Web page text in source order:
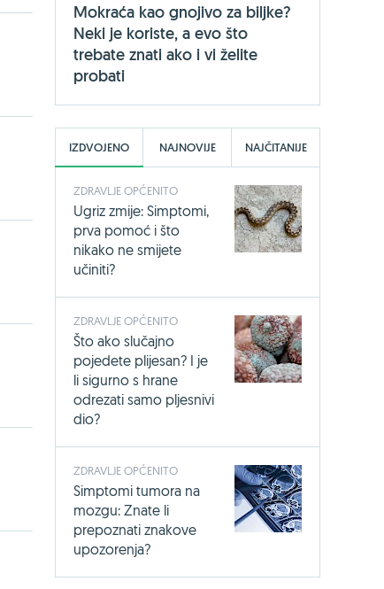
Mokraća kao gnojivo za biljke?
Neki je koriste, a evo što
trebate znati ako i vi želite
probati
IZDVOJENO NAJNOVIJE NAJČITANIJE
ZDRAVLJE OPĆENITO
Ugriz zmije: Simptomi,
prva pomoć i što
nikako ne smijete
učiniti?
ZDRAVLJE OPĆENITO
Što ako slučajno
pojedete plijesan? I je
li sigurno s hrane
odrezati samo pljesnivi
dio?
ZDRAVLJE OPĆENITO
Simptomi tumora na
mozgu: Znate li
prepoznati znakove
upozorenja?